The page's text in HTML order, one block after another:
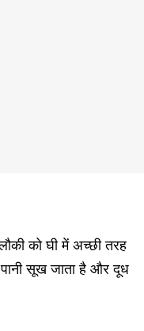
को घी में अच्छी तरह
सूख जाता है और दूध